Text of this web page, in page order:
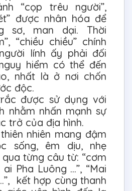
“cọp trêu người”,
được nhân hóa để
sơ, man dại. Thời
“chiều chiều” chính
lính ấy phải đối
hiểm có thể đến
nhất là ở nơi chốn
độc.
được sử dụng với
nhằm nhấn mạnh sự
trở của địa hình.
nhiên mang đậm
sống, êm dịu, nhẹ
qua từng câu từ: “cơm
ai Pha Luông ...”, “Mai
kết hợp cùng thanh